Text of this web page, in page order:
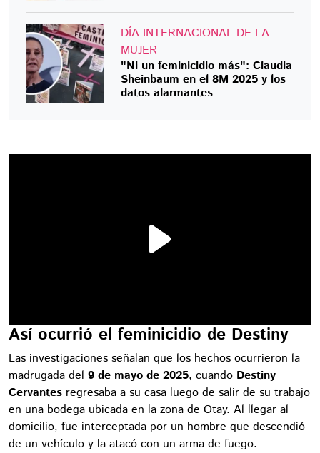
DÍA INTERNACIONAL DE LA
MUJER
"Ni un feminicidio más": Claudia
Sheinbaum en el 8M 2025 y los
datos alarmantes
Así ocurrió el feminicidio de Destiny
Las investigaciones señalan que los hechos ocurrieron la
madrugada del 9 de mayo de 2025, cuando Destiny
Cervantes regresaba a su casa luego de salir de su trabajo
en una bodega ubicada en la zona de Otay. Al llegar al
domicilio, fue interceptada por un hombre que descendió
de un vehículo y la atacó con un arma de fuego.